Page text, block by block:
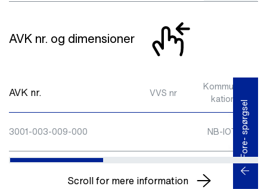
AVK nr. og dimensioner
AVK nr. VVS nr
Kommuni-
kation
3001-003-009-000 NB-IOT Fore- spørgsel
Scroll for mere information